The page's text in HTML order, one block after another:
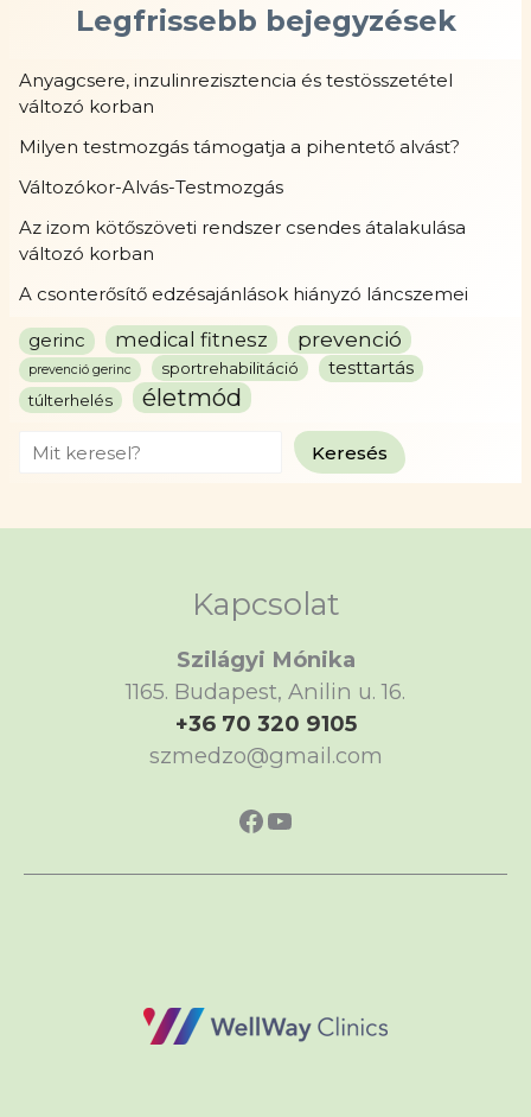
Legfrissebb bejegyzések
Anyagcsere, inzulinrezisztencia és testösszetétel
változó korban
Milyen testmozgás támogatja a pihentető alvást?
Változókor-Alvás-Testmozgás
Az izom kötőszöveti rendszer csendes átalakulása
változó korban
A csonterősítő edzésajánlások hiányzó láncszemei
gerinc medical fitnesz prevenció
prevenció gerinc sportrehabilitáció testtartás
túlterhelés életmód
Search Keresés
Kapcsolat
Szilágyi Mónika
1165. Budapest, Anilin u. 16.
+36 70 320 9105
szmedzo@gmail.com
https://
https://